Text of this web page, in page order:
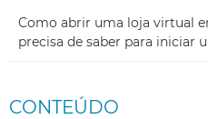
Como abrir uma loja virtual
precisa de saber para iniciar
CONTEÚDO